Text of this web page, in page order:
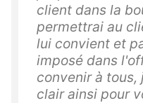
client dans la
permettrai au
lui convient et
imposé dans
convenir à
clair ainsi pour